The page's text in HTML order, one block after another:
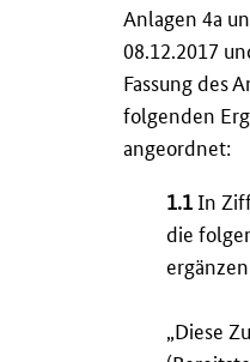
Anlagen 4a
08.12.2017
Fassung des
folgenden
angeordnet:
1.1 In
die
„Diese